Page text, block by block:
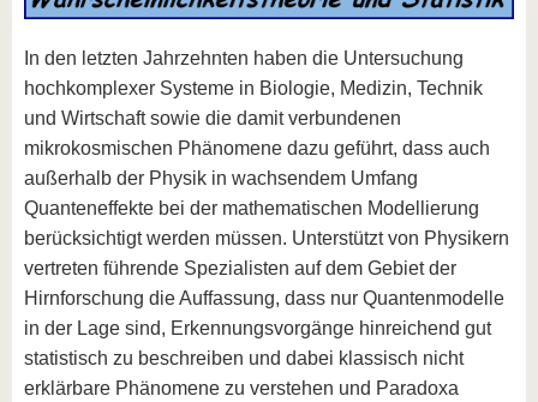
In den letzten Jahrzehnten haben die Untersuchung
hochkomplexer Systeme in Biologie, Medizin, Technik
und Wirtschaft sowie die damit verbundenen
mikrokosmischen Phänomene dazu geführt, dass auch
außerhalb der Physik in wachsendem Umfang
Quanteneffekte bei der mathematischen Modellierung
berücksichtigt werden müssen. Unterstützt von Physikern
vertreten führende Spezialisten auf dem Gebiet der
Hirnforschung die Auffassung, dass nur Quantenmodelle
in der Lage sind, Erkennungsvorgänge hinreichend gut
statistisch zu beschreiben und dabei klassisch nicht
erklärbare Phänomene zu verstehen und Paradoxa